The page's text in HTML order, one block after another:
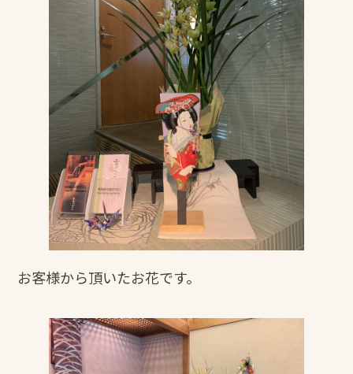
お客様から頂いたお花です。